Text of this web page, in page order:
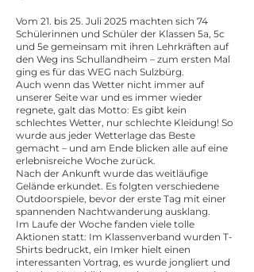
Vom 21. bis 25. Juli 2025 machten sich 74
Schülerinnen und Schüler der Klassen 5a, 5c
und 5e gemeinsam mit ihren Lehrkräften auf
den Weg ins Schullandheim – zum ersten Mal
ging es für das WEG nach Sulzbürg.
Auch wenn das Wetter nicht immer auf
unserer Seite war und es immer wieder
regnete, galt das Motto: Es gibt kein
schlechtes Wetter, nur schlechte Kleidung! So
wurde aus jeder Wetterlage das Beste
gemacht – und am Ende blicken alle auf eine
erlebnisreiche Woche zurück.
Nach der Ankunft wurde das weitläufige
Gelände erkundet. Es folgten verschiedene
Outdoorspiele, bevor der erste Tag mit einer
spannenden Nachtwanderung ausklang.
Im Laufe der Woche fanden viele tolle
Aktionen statt: Im Klassenverband wurden T-
Shirts bedruckt, ein Imker hielt einen
interessanten Vortrag, es wurde jongliert und